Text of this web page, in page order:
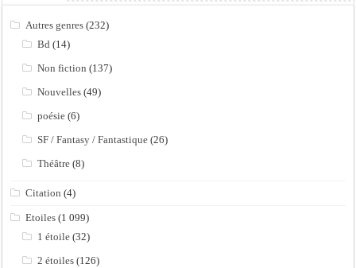
Autres genres (232)
Bd (14)
Non fiction (137)
Nouvelles (49)
poésie (6)
SF / Fantasy / Fantastique (26)
Théâtre (8)
Citation (4)
Etoiles (1 099)
1 étoile (32)
2 étoiles (126)